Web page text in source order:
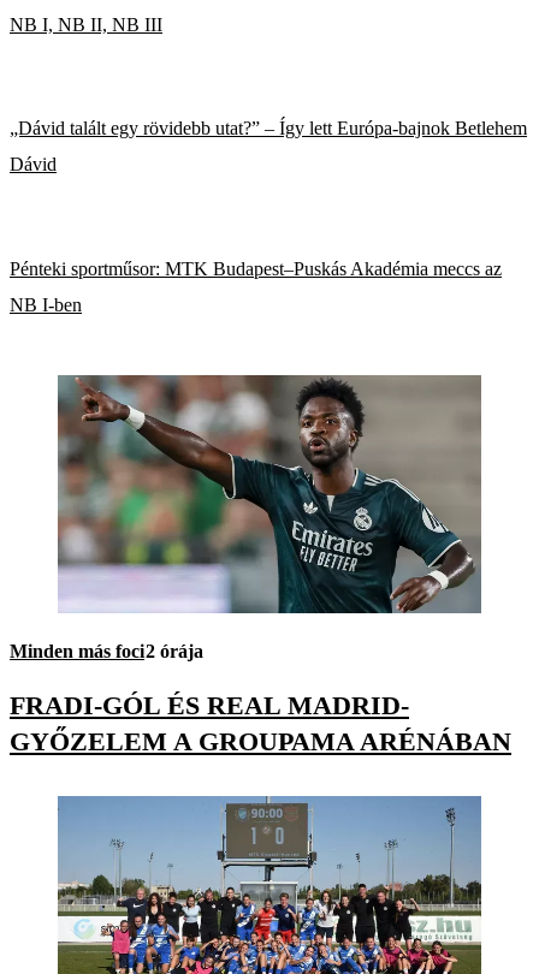
NB I, NB II, NB III
„Dávid talált egy rövidebb utat?” – Így lett Európa-bajnok Betlehem
Dávid
Pénteki sportműsor: MTK Budapest–Puskás Akadémia meccs az
NB I-ben
Minden más foci2 órája
FRADI-GÓL ÉS REAL MADRID-
GYŐZELEM A GROUPAMA ARÉNÁBAN